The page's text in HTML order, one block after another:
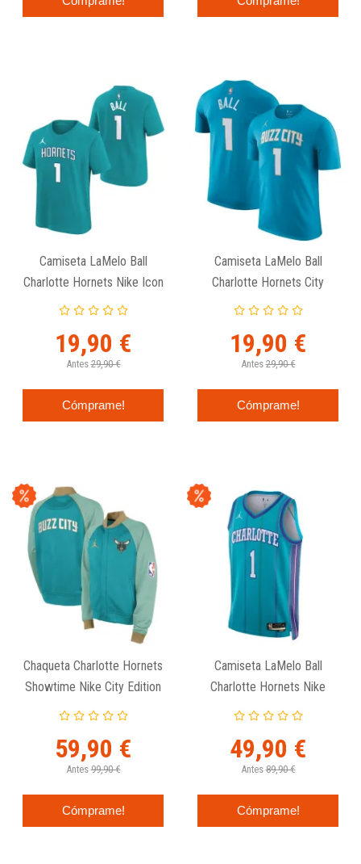
Camiseta LaMelo Ball
Charlotte Hornets Nike Icon
Edition N&N Junior
19,90 €
Antes 29,90 €
Cómprame!
Camiseta LaMelo Ball
Charlotte Hornets City
Edition N&N Junior
19,90 €
Antes 29,90 €
Cómprame!
Chaqueta Charlotte Hornets
Showtime Nike City Edition
Junior
59,90 €
Antes 99,90 €
Cómprame!
Camiseta LaMelo Ball
Charlotte Hornets Nike
Classic Edition
49,90 €
Antes 89,90 €
Cómprame!